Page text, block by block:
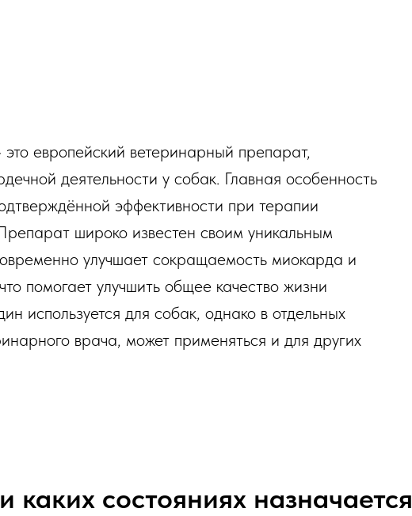
европейский ветеринарный препарат,
деятельности у собак. Главная особенность
эффективности при терапии
широко известен своим уникальным
улучшает сокращаемость миокарда и
помогает улучшить общее качество жизни
используется для собак, однако в отдельных
врача, может применяться и для других
каких состояниях назначается